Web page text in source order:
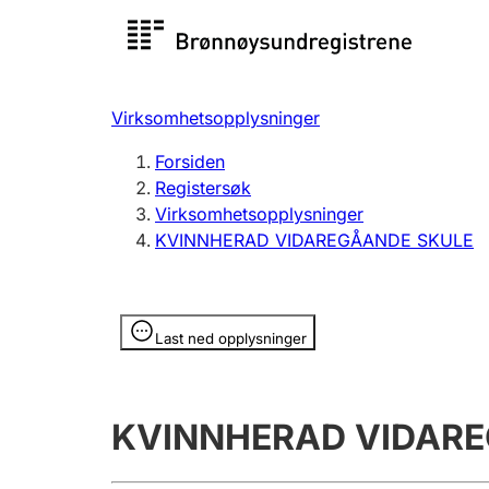
Registersøk
Registrere, endre, slette
Virksomhetsopplysninger
Forsiden
Registersøk
Virksomhetsopplysninger
KVINNHERAD VIDAREGÅANDE SKULE
Last ned opplysninger
Opplysninger er skjult
KVINNHERAD